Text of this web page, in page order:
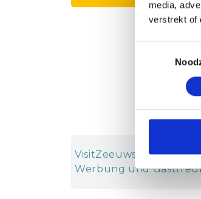
media,
verstrekt of
Werbung und